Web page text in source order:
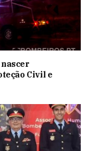
Civil e